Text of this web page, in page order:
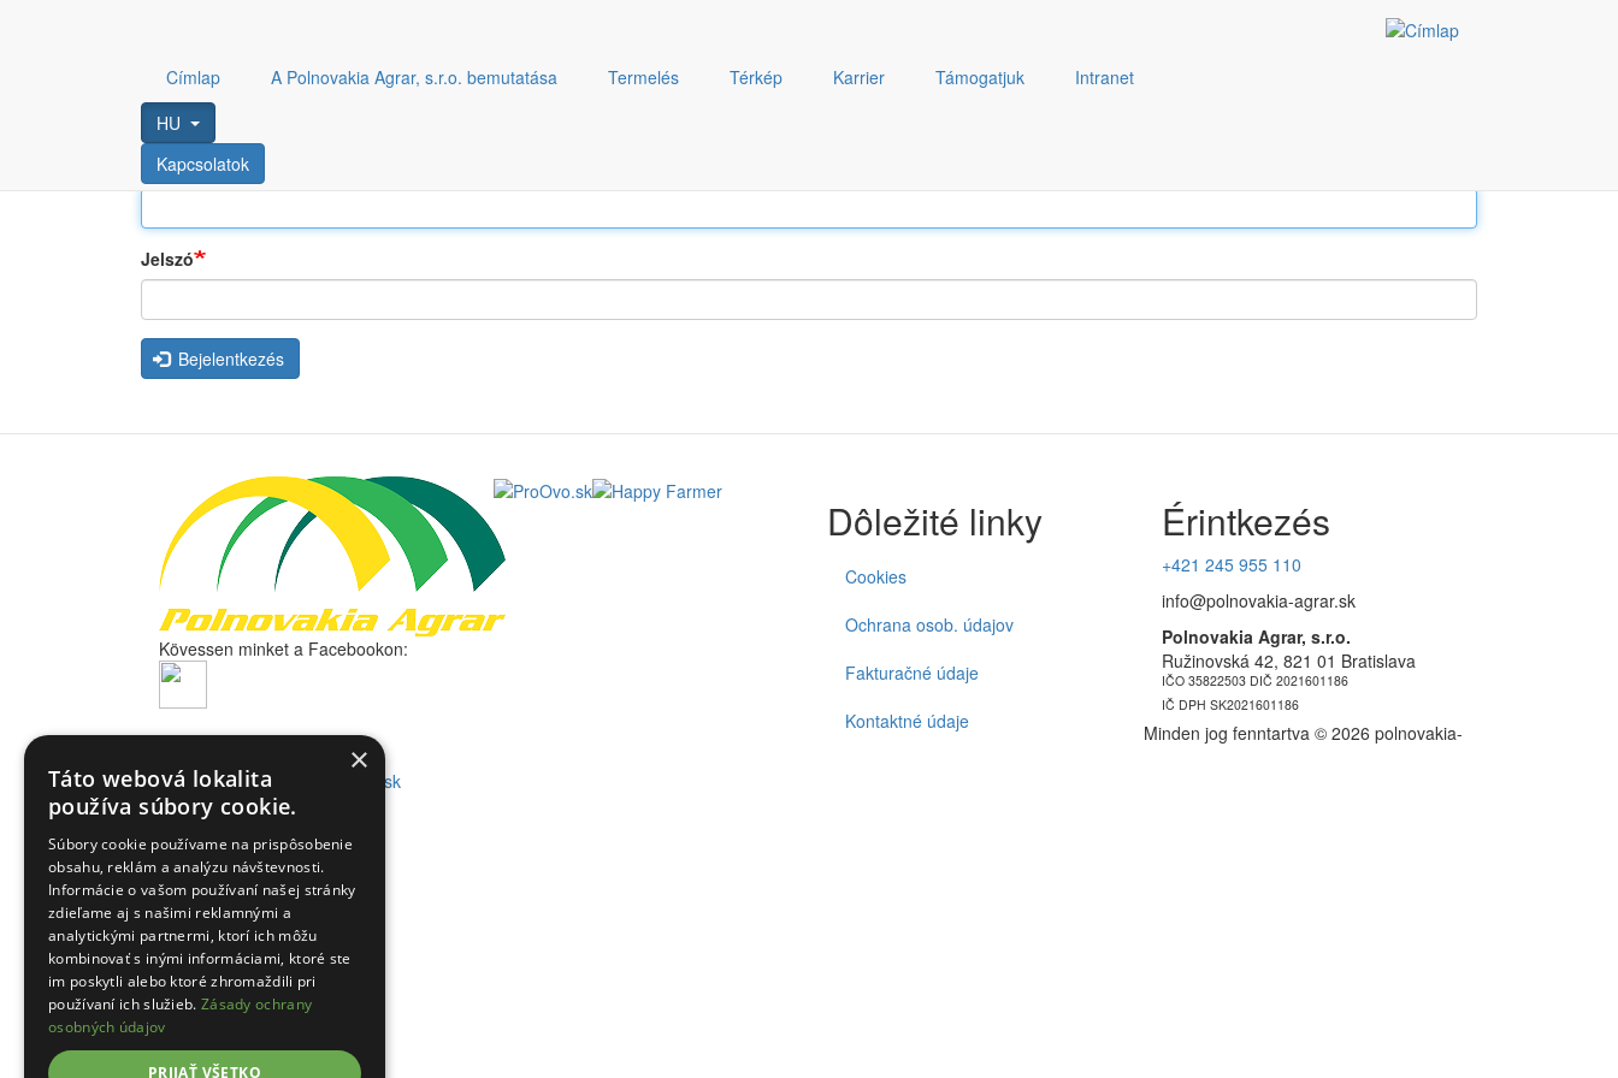
Címlap A Polnovakia Agrar, s.r.o. bemutatása Termelés Térkép Karrier Támogatjuk
Intranet
HU
Kapcsolatok
Felhasználónév
Jelszó
Bejelentkezés
Kövessen minket a Facebookon:
Dôležité linky
Cookies
Ochrana osob. údajov
Fakturačné údaje
Kontaktné údaje
Érintkezés
+421 245 955 110
info@polnovakia-agrar.sk
Polnovakia Agrar, s.r.o.
Ružinovská 42, 821 01 Bratislava
IČO 35822503 DIČ 2021601186
IČ DPH SK2021601186
Minden jog fenntartva © 2026 polnovakia-
A weboldalt készítette:
Grafeon.sk
×
Táto webová lokalita
používa súbory cookie.
Súbory cookie používame na prispôsobenie
obsahu, reklám a analýzu návštevnosti.
Informácie o vašom používaní našej stránky
zdieľame aj s našimi reklamnými a
analytickými partnermi, ktorí ich môžu
kombinovať s inými informáciami, ktoré ste
im poskytli alebo ktoré zhromaždili pri
používaní ich služieb. Zásady ochrany
osobných údajov
PRIJAŤ VŠETKO